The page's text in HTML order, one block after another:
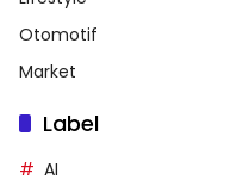
Otomotif
Market
Label
AI